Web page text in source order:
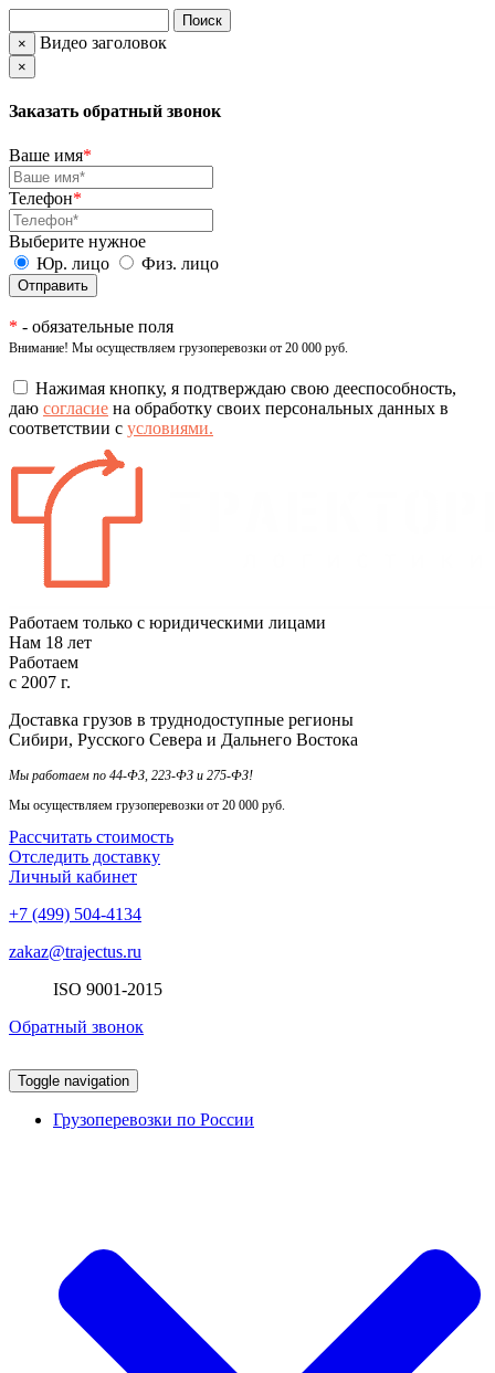
× Видео заголовок
×
Заказать обратный звонок
Ваше имя*
Телефон*
Выберите нужное
Юр. лицо
Физ. лицо
* - обязательные поля
Внимание! Мы осуществляем грузоперевозки от 20 000 руб.
Нажимая кнопку, я подтверждаю свою дееспособность,
даю согласие на обработку своих персональных данных в
соответствии с условиями.
Работаем только с юридическими лицами
Нам 18 лет
Работаем
с 2007 г.
Доставка грузов в труднодоступные регионы
Сибири, Русского Севера и Дальнего Востока
Мы работаем по 44-ФЗ, 223-ФЗ и 275-ФЗ!
Мы осуществляем грузоперевозки от 20 000 руб.
Рассчитать стоимость
Отследить доставку
Личный кабинет
+7 (499) 504-4134
zakaz@trajectus.ru
ISO 9001-2015
Обратный звонок
Toggle navigation
Грузоперевозки по России